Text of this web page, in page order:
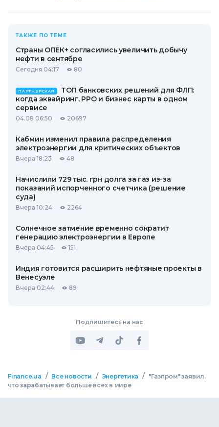
ТАКЖЕ ПО ТЕМЕ
Страны ОПЕК+ согласились увеличить добычу
нефти в сентябре
Сегодня 04:17 80
ПАРТНЕРСКАЯ
ТОП банковских решений для ФЛП:
когда эквайринг, РРО и бизнес карты в одном
сервисе
04.08 06:50 20697
Кабмин изменил правила распределения
электроэнергии для критических объектов
Вчера 18:23 48
Начислили 729 тыс. грн долга за газ из-за
показаний испорченного счетчика (решение
суда)
Вчера 10:24 2264
Солнечное затмение временно сократит
генерацию электроэнергии в Европе
Вчера 04:45 151
Индия готовится расширить нефтяные проекты в
Венесуэле
Вчера 02:44 89
Подпишитесь на нас
Finance.ua / Все новости / Энергетика /
"Газпром" заявил,
что зарабатывает больше всех в мире